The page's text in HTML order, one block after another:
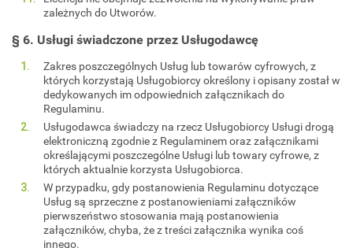
zależnych do Utworów.
§ 6. Usługi świadczone przez Usługodawcę
Zakres poszczególnych Usług lub towarów cyfrowych, z
których korzystają Usługobiorcy określony i opisany został w
dedykowanych im odpowiednich załącznikach do
Regulaminu.
Usługodawca świadczy na rzecz Usługobiorcy Usługi drogą
elektroniczną zgodnie z Regulaminem oraz załącznikami
określającymi poszczególne Usługi lub towary cyfrowe, z
których aktualnie korzysta Usługobiorca.
W przypadku, gdy postanowienia Regulaminu dotyczące
Usług są sprzeczne z postanowieniami załączników
pierwszeństwo stosowania mają postanowienia
załączników, chyba, że z treści załącznika wynika coś
innego.